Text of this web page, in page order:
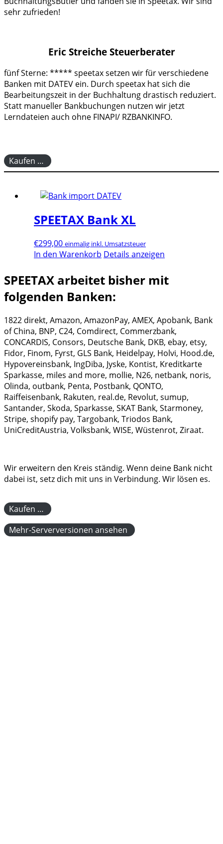
sehr zufrieden!
Eric Streiche Steuerberater
fünf Sterne: ***** speetax setzen wir für verschiedene
Banken mit DATEV ein. Durch speetax hat sich die
Bearbeitungszeit in der Buchhaltung drastisch reduziert.
Statt manueller Bankbuchungen nutzen wir jetzt
Lerndateien auch ohne FINAPI/ RZBANKINFO.
Kaufen …
SPEETAX Bank XL
€299,00 einmalig inkl. Umsatzsteuer
In den Warenkorb Details anzeigen
SPEETAX arbeitet bisher mit
folgenden Banken:
1822 direkt, Amazon, AmazonPay, AMEX, Apobank, Bank
of China, BNP, C24, Comdirect, Commerzbank,
CONCARDIS, Consors, Deutsche Bank, DKB, ebay, etsy,
Fidor, Finom, Fyrst, GLS Bank, Heidelpay, Holvi, Hood.de,
Hypovereinsbank, IngDiba, Jyske, Kontist, Kreditkarte
Sparkasse, miles and more, mollie, N26, netbank, noris,
Olinda, outbank, Penta, Postbank, QONTO,
Raiffeisenbank, Rakuten, real.de, Revolut, sumup,
Santander, Skoda, Sparkasse, SKAT Bank, Starmoney,
Stripe, shopify pay, Targobank, Triodos Bank,
UniCreditAustria, Volksbank, WISE, Wüstenrot, Ziraat.
Wir erweitern den Kreis ständig. Wenn deine Bank nicht
dabei ist, setz dich mit uns in Verbindung. Wir lösen es.
Kaufen …
Mehr-Serverversionen ansehen